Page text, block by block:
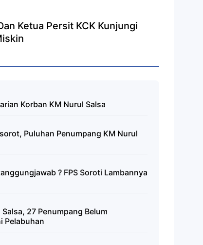
Ketua Persit KCK Kunjungi
Korban KM Nurul Salsa
Puluhan Penumpang KM Nurul
? FPS Soroti Lambannya
27 Penumpang Belum
Pelabuhan